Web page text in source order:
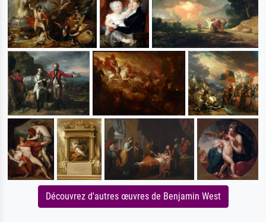
Découvrez d'autres œuvres de Benjamin West